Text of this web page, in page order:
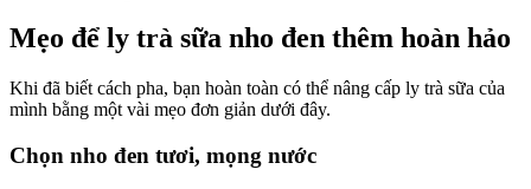
Mẹo để ly trà sữa nho đen thêm hoàn hảo
Khi đã biết cách pha, bạn hoàn toàn có thể nâng cấp ly trà sữa của
mình bằng một vài mẹo đơn giản dưới đây.
Chọn nho đen tươi, mọng nước